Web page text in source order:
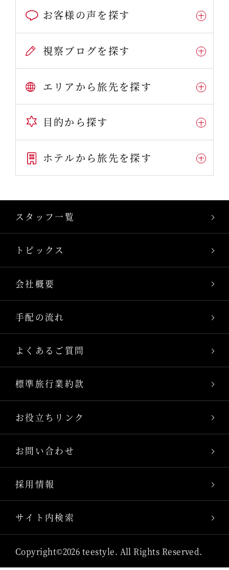
お客様の声を探す
視察ブログを探す
エリアから旅先を探す
目的から探す
ホテルから旅先を探す
スタッフ一覧
トピックス
会社概要
手配の流れ
よくあるご質問
標準旅行業約款
お役立ちリンク
お問い合わせ
採用情報
サイト内検索
Copyright©2026 teestyle. All Rights Reserved.